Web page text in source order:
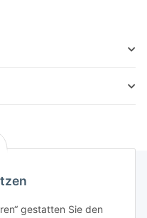
gestatten Sie den